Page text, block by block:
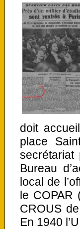
doit
place
secrétariat
Bureau
local de
le COPAR
CROUS
En 1940